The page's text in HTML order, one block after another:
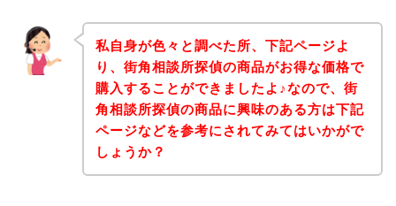
私自身が色々と調べた所、下記ページよ
り、街角相談所探偵の商品がお得な価格で
購入することができましたよ♪なので、街
角相談所探偵の商品に興味のある方は下記
ページなどを参考にされてみてはいかがで
しょうか？